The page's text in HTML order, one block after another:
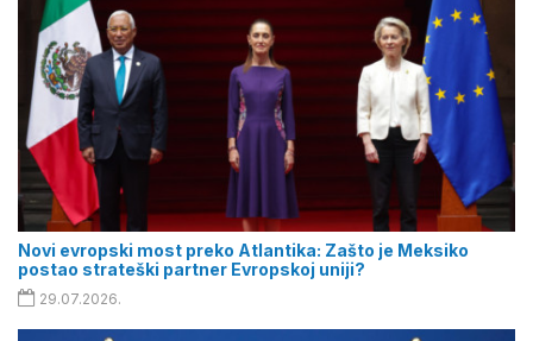
Novi evropski most preko Atlantika: Zašto je Meksiko
postao strateški partner Evropskoj uniji?
29.07.2026.